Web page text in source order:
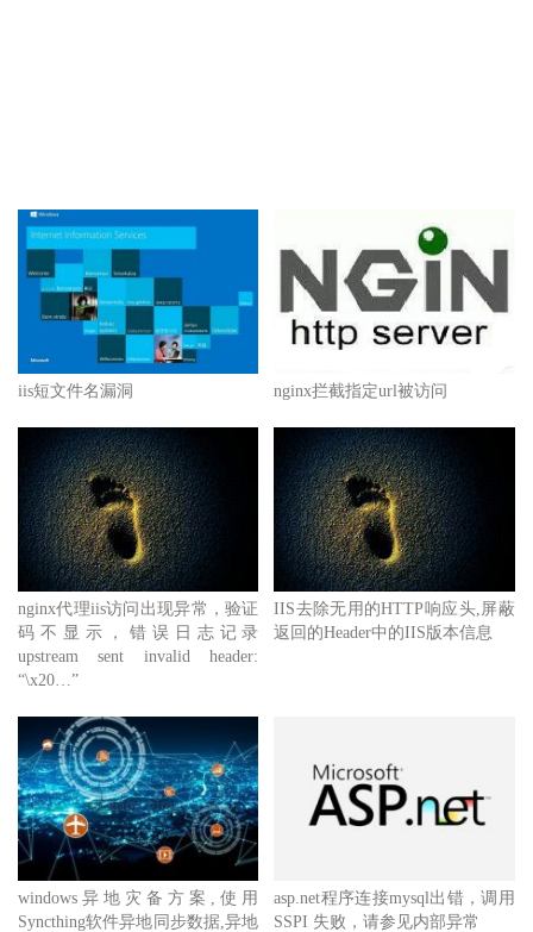
iis短文件名漏洞 nginx拦截指定url被访问
nginx代理iis访问出现异常，验证
码不显示，错误日志记录
upstream sent invalid header:
“\x20…”
IIS去除无用的HTTP响应头,屏蔽
返回的Header中的IIS版本信息
windows异地灾备方案,使用
Syncthing软件异地同步数据,异地
asp.net程序连接mysql出错，调用
SSPI 失败，请参见内部异常